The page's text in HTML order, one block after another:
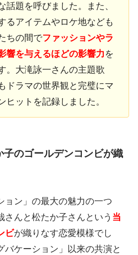
話題を呼びました。また、
るアイテムやロケ地なども
ちの間でファッションやラ
響を与えるほどの影響力 を
。大滝詠一さんの主題歌
ドラマの世界観と完璧にマ
ヒットを記録しました。
子のゴールデンコンビが織
ョン」の最大の魅力の一つ
さんと松たか子さんという 当
ビが織りなす恋愛模様でし
バケーション」以来の共演と